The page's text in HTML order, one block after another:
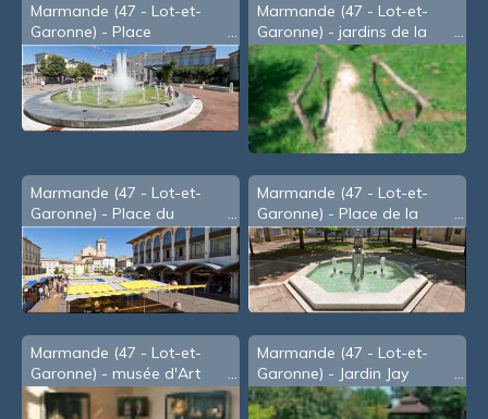
Marmande (47 - Lot-et-
Garonne) - Place
Clémenceau
Marmande (47 - Lot-et-
Garonne) - jardins de la
Filhole
Marmande (47 - Lot-et-
Garonne) - Place du
marché
Marmande (47 - Lot-et-
Garonne) - Place de la
Mairie
Marmande (47 - Lot-et-
Garonne) - musée d'Art
Sacré
Marmande (47 - Lot-et-
Garonne) - Jardin Jay